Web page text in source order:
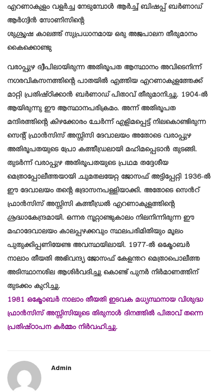
എറണാകുളം വളർച്ച നേടുമ്പോൾ ആർച്ച് ബിഷപ്പ് ബർണാഡ്
ആർഗ്വിൻ സോണിസിന്റെ
ശുശ്രൂഷ കാലത്ത് സുപ്രധാനമായ ഒരു അജപാലന തീരുമാനം
കൈക്കൊണ്ടു
വരാപ്പുഴ ദ്വീപിലായിരുന്ന അതിരൂപത ആസ്ഥാനം അവിടെനിന്ന്
നഗരവികസനത്തിന്റെ പാതയിൽ എത്തിയ എറണാകുളത്തേക്ക്
മാറ്റി പ്രതിഷ്ഠിക്കാൻ ബർണാഡ് പിതാവ് തീരുമാനിച്ചു. 1904-ൽ
ആയിരുന്നു ഈ ആസ്ഥാനപരിക്രമം. അന്ന് അതിരൂപത
മന്ദിരത്തിന്റെ കിഴക്കോരം ചേർന്ന് എളിമപ്പെട്ട് നിലകൊണ്ടിരുന്ന
സെന്റ് ഫ്രാൻസിസ് അസ്സിസി ദേവാലയം അതോടെ വരാപ്പുഴ
അതിരൂപതയുടെ പ്രോ കത്തീഡ്രലായി മഹിമപ്പെടാൻ തുടങ്ങി.
തുടർന്ന് വരാപ്പുഴ അതിരൂപതയുടെ പ്രഥമ തദ്ദേശീയ
മെത്രാപ്പോലീത്തയായി ചുമതലയേറ്റ ജോസഫ് അട്ടിപ്പേറ്റി 1936-ൽ
ഈ ദേവാലയം തന്റെ ഭദ്രാസനപള്ളിയാക്കി. അതോടെ സെൻറ്
ഫ്രാൻസിസ് അസ്സിസി കത്തീഡ്രൽ എറണാകുളത്തിന്റെ
ശ്രദ്ധാകേന്ദ്രമായി. ഒന്നര നൂറ്റാണ്ടുകാലം നിലനിന്നിരുന്ന ഈ
മഹാദേവാലയം കാലപ്പഴക്കവും സ്ഥലപരിമിതിയും മൂലം
പുതുക്കിപ്പണിയേണ്ട അവസ്ഥയിലായി. 1977-ൽ ഒക്ടോബർ
നാലാം തീയതി അഭിവന്ദ്യ ജോസഫ് കേളന്തറ മെത്രാപൊലീത്ത
അടിസ്ഥാനശില ആശിർവദിച്ചു കൊണ്ട് പുനർ നിർമാണത്തിന്
തുടക്കം കുറിച്ചു.
1981 ഒക്ടോബർ നാലാം തീയതി ഇടവക മധ്യസ്ഥനായ വിശുദ്ധ
ഫ്രാൻസിസ് അസ്സിസിയുടെ തിരുനാൾ ദിനത്തിൽ പിതാവ് തന്നെ
പ്രതിഷ്ഠാപന കർമ്മം നിർവഹിച്ചു.
Admin